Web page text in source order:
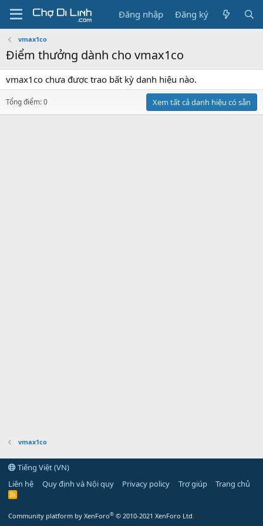
Đăng nhập Đăng ký
vmax1co
Điểm thưởng dành cho vmax1co
vmax1co chưa được trao bất kỳ danh hiệu nào.
Tổng điểm: 0 Xem tất cả danh hiệu có sẵn
vmax1co
Tiếng Việt (VN)
Liên hệ
Quy định và Nội quy Privacy policy Trợ giúp Trang chủ
R
Community platform by XenForo® © 2010-2021 XenForo Ltd.